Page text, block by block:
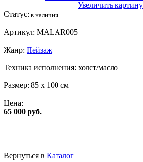
Увеличить картину
Статус: в наличии
Артикул: MALAR005
Жанр: Пейзаж
Техника исполнения: холст/масло
Размер: 85 x 100 см
Цена:
65 000 руб.
Вернуться в Каталог